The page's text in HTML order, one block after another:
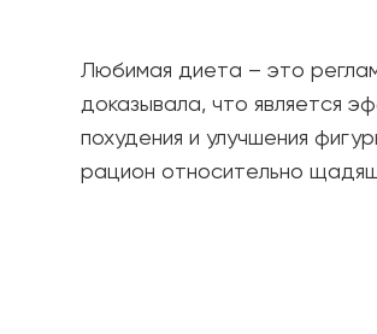
Любимая диета – это
доказывала, что является
похудения и улучшения
рацион относительно